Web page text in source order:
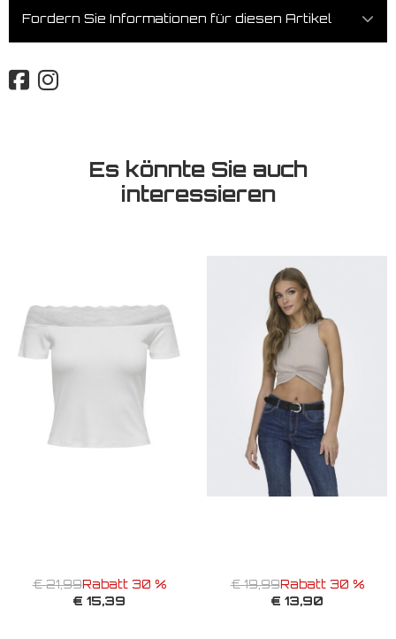
Fordern Sie Informationen für diesen Artikel
Es könnte Sie auch
interessieren
€ 21,99Rabatt 30 %
€ 15,39
€ 19,99Rabatt 30 %
€ 13,90